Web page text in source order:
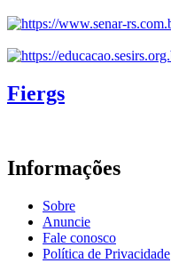
Fiergs
Informações
Sobre
Anuncie
Fale conosco
Política de Privacidade